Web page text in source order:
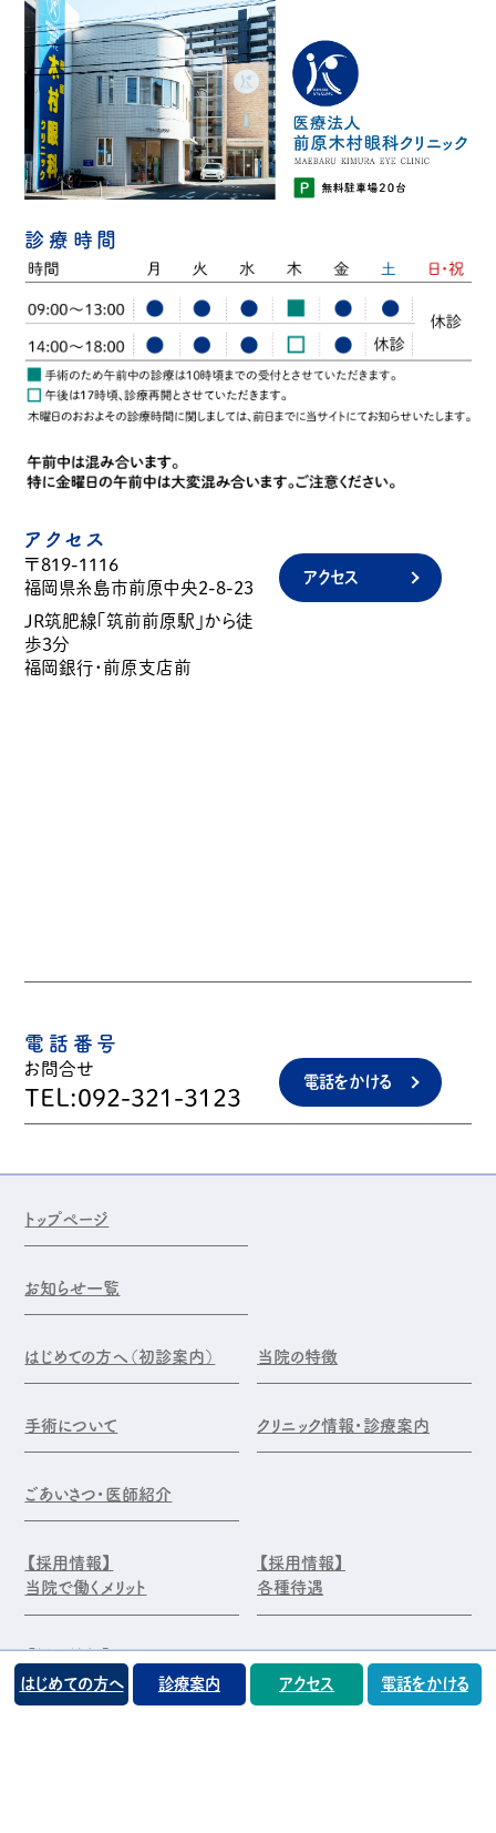
診療時間
アクセス
〒819-1116
福岡県糸島市前原中央2-8-23
JR筑肥線「筑前前原駅」から徒
歩3分
福岡銀行・前原支店前
アクセス
電話番号
お問合せ
TEL:092-321-3123
電話をかける
トップページ
お知らせ一覧
はじめての方へ（初診案内） 当院の特徴
手術について クリニック情報・診療案内
ごあいさつ・医師紹介
【採用情報】
当院で働くメリット
【採用情報】
各種待遇
【採用情報】
エントリー・お問合せ
はじめての方へ 診療案内 アクセス 電話をかける